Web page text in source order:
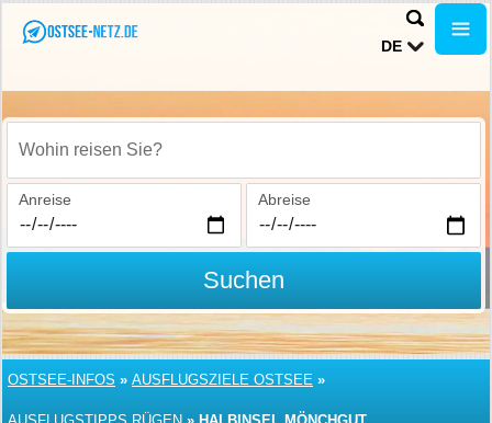
DE
Wohin reisen Sie?
Anreise Abreise
Suchen
OSTSEE-INFOS » AUSFLUGSZIELE OSTSEE »